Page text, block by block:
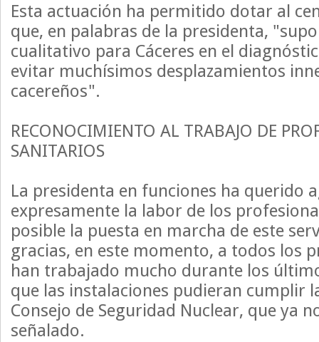
Esta actuación ha permitido dotar al
que, en palabras de la presidenta,
cualitativo para Cáceres en el
evitar muchísimos desplazamientos
cacereños".
RECONOCIMIENTO AL TRABAJO DE
SANITARIOS
La presidenta en funciones ha querido
expresamente la labor de los
posible la puesta en marcha de este
gracias, en este momento, a todos los
han trabajado mucho durante los
que las instalaciones pudieran cumplir
Consejo de Seguridad Nuclear, que ya
señalado.